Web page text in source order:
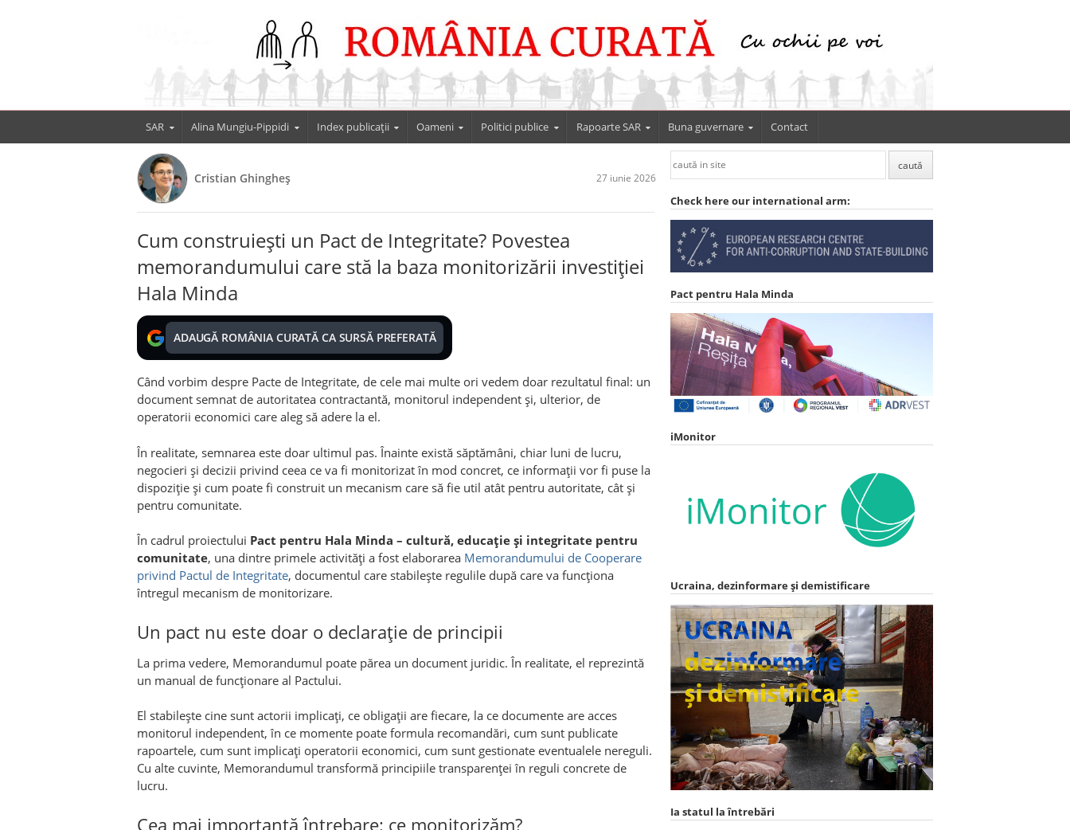
SAR Alina Mungiu-Pippidi Index publicații Oameni Politici publice Rapoarte SAR Buna guvernare Contact
Cristian Ghingheș 27 iunie 2026
Cum construiești un Pact de Integritate? Povestea
memorandumului care stă la baza monitorizării investiției
Hala Minda
ADAUGĂ ROMÂNIA CURATĂ CA SURSĂ PREFERATĂ
Când vorbim despre Pacte de Integritate, de cele mai multe ori vedem doar rezultatul final: un
document semnat de autoritatea contractantă, monitorul independent și, ulterior, de
operatorii economici care aleg să adere la el.
În realitate, semnarea este doar ultimul pas. Înainte există săptămâni, chiar luni de lucru,
negocieri și decizii privind ceea ce va fi monitorizat în mod concret, ce informații vor fi puse la
dispoziție și cum poate fi construit un mecanism care să fie util atât pentru autoritate, cât și
pentru comunitate.
În cadrul proiectului Pact pentru Hala Minda – cultură, educație și integritate pentru
comunitate, una dintre primele activități a fost elaborarea Memorandumului de Cooperare
privind Pactul de Integritate, documentul care stabilește regulile după care va funcționa
întregul mecanism de monitorizare.
Un pact nu este doar o declarație de principii
La prima vedere, Memorandumul poate părea un document juridic. În realitate, el reprezintă
un manual de funcționare al Pactului.
El stabilește cine sunt actorii implicați, ce obligații are fiecare, la ce documente are acces
monitorul independent, în ce momente poate formula recomandări, cum sunt publicate
rapoartele, cum sunt implicați operatorii economici, cum sunt gestionate eventualele nereguli.
Cu alte cuvinte, Memorandumul transformă principiile transparenței în reguli concrete de
lucru.
Cea mai importantă întrebare: ce monitorizăm?
Check here our international arm:
Pact pentru Hala Minda
iMonitor
Ucraina, dezinformare și demistificare
Ia statul la întrebări